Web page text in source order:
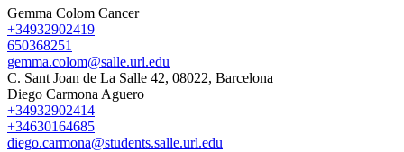
Gemma Colom Cancer
+34932902419
650368251
gemma.colom@salle.url.edu
C. Sant Joan de La Salle 42, 08022, Barcelona
Diego Carmona Aguero
+34932902414
+34630164685
diego.carmona@students.salle.url.edu